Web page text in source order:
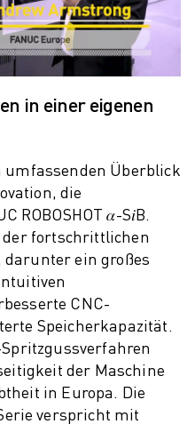
PAKET
in einer eigenen
umfassenden Überblick
die
ROBOSHOT 𝛼-S𝑖B.
der fortschrittlichen
ein großes
CNC-
Speicherkapazität.
der Maschine
in Europa. Die
Serie verspricht mit